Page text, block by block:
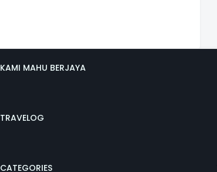
KAMI MAHU BERJAYA
TRAVELOG
CATEGORIES